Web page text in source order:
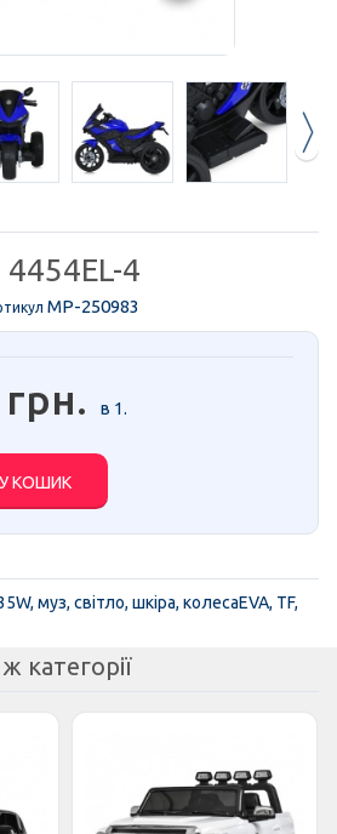
4
MP-250983
в 1.
У КОШИК
муз, світло, шкіра, колесаEVA, TF,
категорії